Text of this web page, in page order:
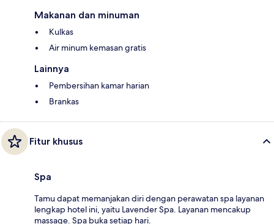
Makanan dan minuman
Kulkas
Air minum kemasan gratis
Lainnya
Pembersihan kamar harian
Brankas
Fitur khusus
Spa
Tamu dapat memanjakan diri dengan perawatan spa layanan
lengkap hotel ini, yaitu Lavender Spa. Layanan mencakup
massage. Spa buka setiap hari.